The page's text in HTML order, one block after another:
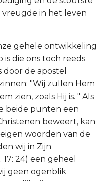
vreugde in het leven
gehele ontwikkeling
is die ons toch reeds
de apostel
"Wij zullen Hem
zien, zoals Hij is. " Als
beide punten een
beweert, kan
woorden van de
wij in Zijn
24) een geheel
geen ogenblik